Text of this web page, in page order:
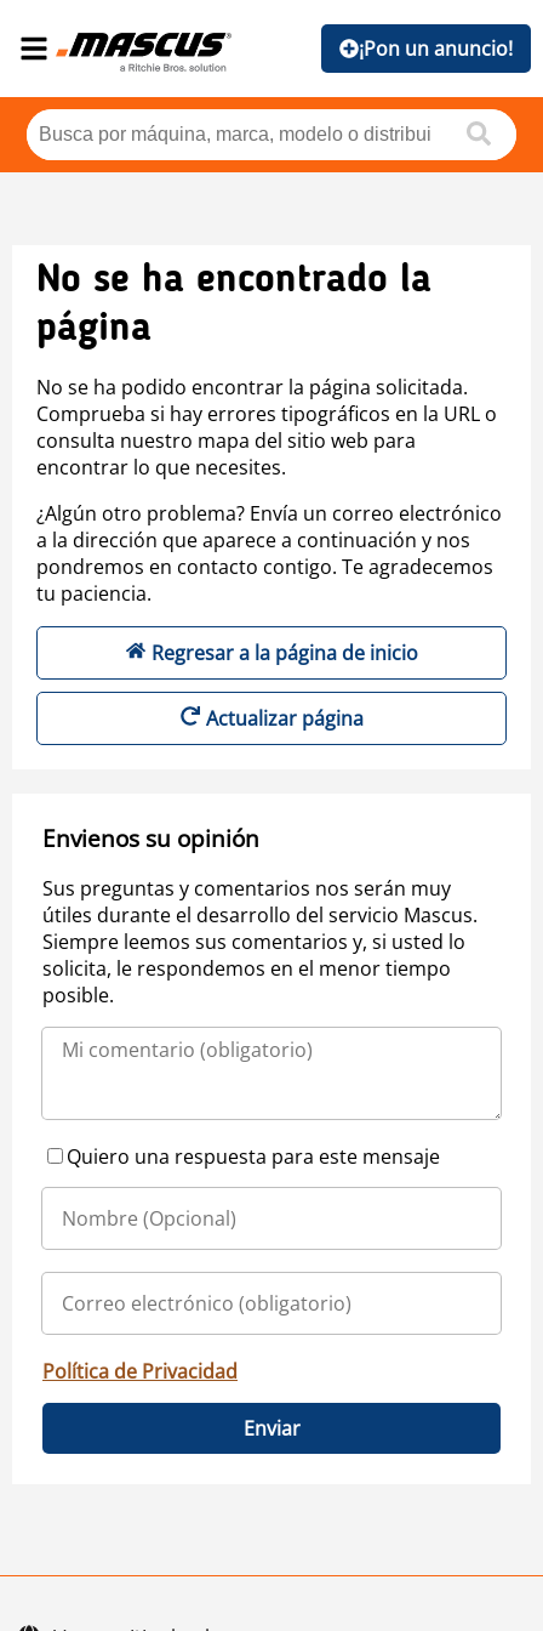
¡Pon un anuncio!
No se ha encontrado la
página
No se ha podido encontrar la página solicitada.
Comprueba si hay errores tipográficos en la URL o
consulta nuestro mapa del sitio web para
encontrar lo que necesites.
¿Algún otro problema? Envía un correo electrónico
a la dirección que aparece a continuación y nos
pondremos en contacto contigo. Te agradecemos
tu paciencia.
Regresar a la página de inicio
Actualizar página
Envienos su opinión
Sus preguntas y comentarios nos serán muy
útiles durante el desarrollo del servicio Mascus.
Siempre leemos sus comentarios y, si usted lo
solicita, le respondemos en el menor tiempo
posible.
Quiero una respuesta para este mensaje
Política de Privacidad
Enviar